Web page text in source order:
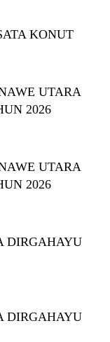
KONUT
UTARA
2026
UTARA
2026
DIRGAHAYU
DIRGAHAYU